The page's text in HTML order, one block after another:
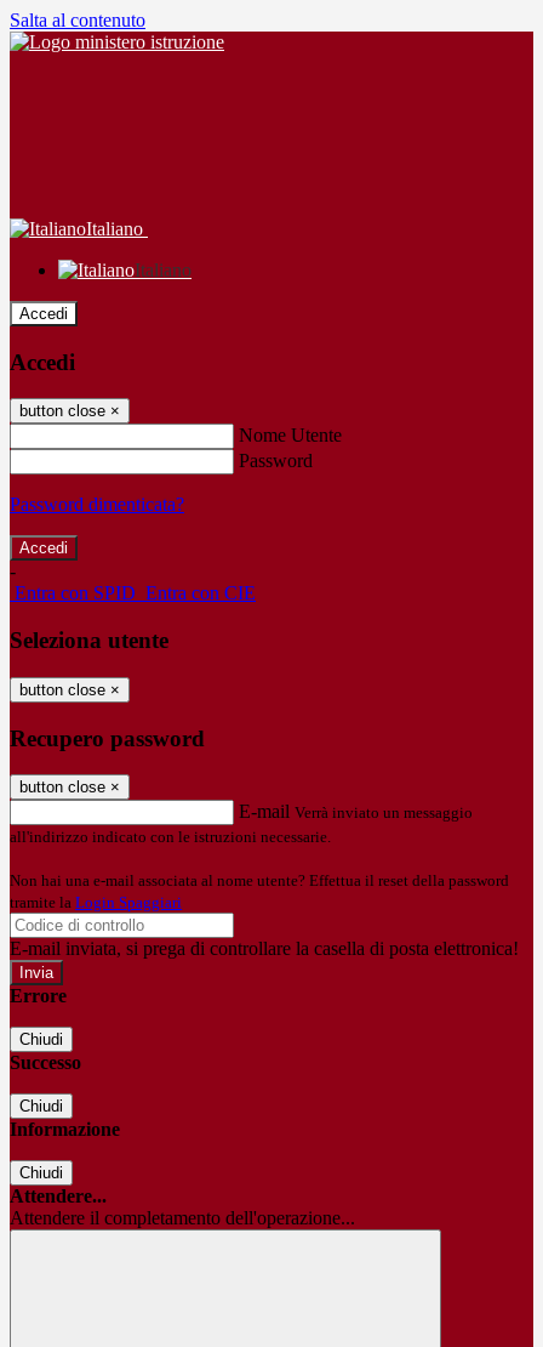
Salta al contenuto
Italiano
Italiano
Accedi
Accedi
button close ×
Nome Utente
Password
Password dimenticata?
-
Entra con SPID Entra con CIE
Seleziona utente
button close ×
Recupero password
button close ×
E-mail Verrà inviato un messaggio
all'indirizzo indicato con le istruzioni necessarie.
Non hai una e-mail associata al nome utente? Effettua il reset della password
tramite la Login Spaggiari
E-mail inviata, si prega di controllare la casella di posta elettronica!
Errore
Chiudi
Successo
Chiudi
Informazione
Chiudi
Attendere...
Attendere il completamento dell'operazione...